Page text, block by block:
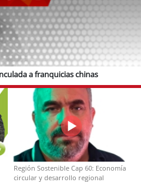
a franquicias chinas
Región Sostenible Cap 60: Economía
circular y desarrollo regional